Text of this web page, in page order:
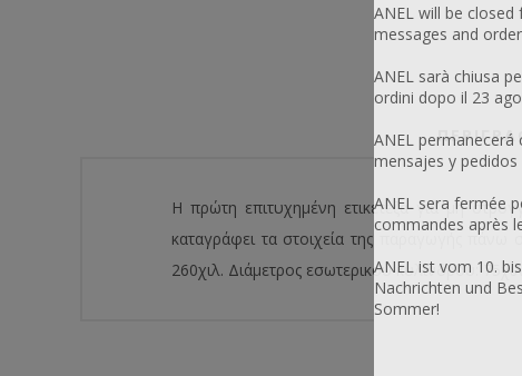
Η πρώτη επιτυχημένη ετικετέζα για μη
καταγράφει τα στοιχεία της παραγωγής πάνω
260χιλ. Διάμετρος εσωτερικού κυλίνδρου:
ANEL will be
messages and
ANEL sarà chiusa
ordini dopo il 23
ANEL
mensajes y
ANEL sera fermée
commandes après
ANEL ist vom 10.
Nachrichten und
Sommer!